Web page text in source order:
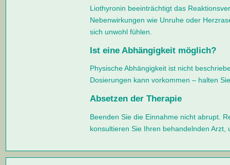
Liothyronin beeinträchtigt das
Nebenwirkungen wie Unruhe oder
sich unwohl fühlen.
Ist eine Abhängigkeit möglich?
Physische Abhängigkeit ist nicht
Dosierungen kann vorkommen – halten
Absetzen der Therapie
Beenden Sie die Einnahme nicht abrupt.
konsultieren Sie Ihren behandelnden